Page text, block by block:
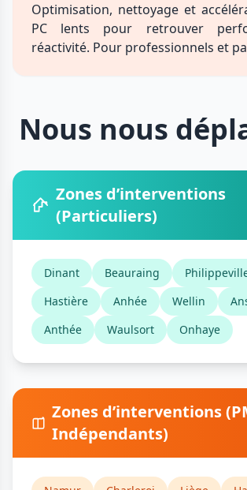
Optimisation, nettoyage et
PC lents pour retrouver
réactivité. Pour professionnels et
Nous nous
Zones d’interventions
(Particuliers)
Dinant Beauraing
Hastière
Anhée Wellin
Anthée
Waulsort Onhaye
Zones d’interventions
Indépendants)